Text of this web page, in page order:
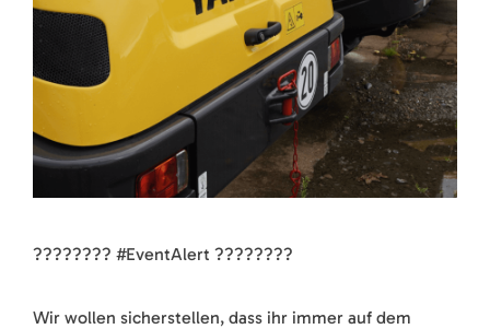
???????? #EventAlert ????????
Wir wollen sicherstellen, dass ihr immer auf dem